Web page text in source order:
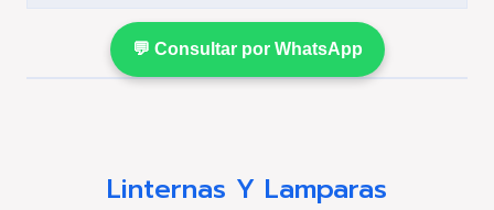
💬 Consultar por WhatsApp
Linternas Y Lamparas